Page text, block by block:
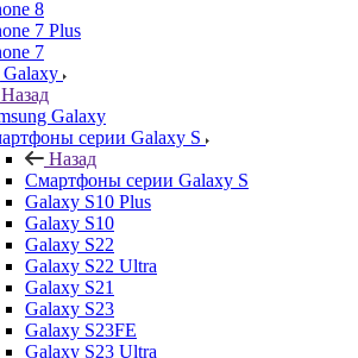
8
7 Plus
7
Galaxy
Назад
Galaxy
серии Galaxy S
Назад
Смартфоны серии Galaxy S
Galaxy S10 Plus
Galaxy S10
Galaxy S22
Galaxy S22 Ultra
Galaxy S21
Galaxy S23
Galaxy S23FE
Galaxy S23 Ultra